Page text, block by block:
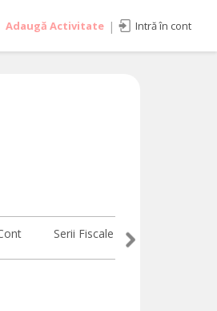
Adaugă Activitate | Intră în cont
Serii Fiscale Proprii